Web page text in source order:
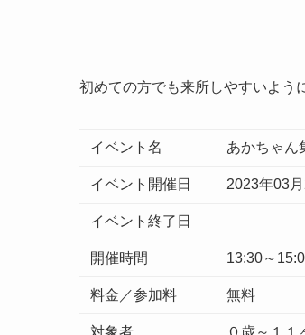
初めての方でも来所しやすいよう
イベント名 あかちゃん
イベント開催日 2023年03月
イベント終了日
開催時間 13:30～
料金／参加料 無料
対象者 ０歳～１１